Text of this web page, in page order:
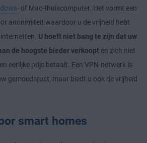
- of Mac-thuiscomputer. Het vormt een
anonimiteit waardoor u de vrijheid hebt
U hoeft niet bang te zijn dat uw
de hoogste bieder verkoopt en zich niet
eerlijke prijs betaalt. Een VPN-netwerk is
gemoedsrust, maar biedt u ook de vrijheid
smart homes